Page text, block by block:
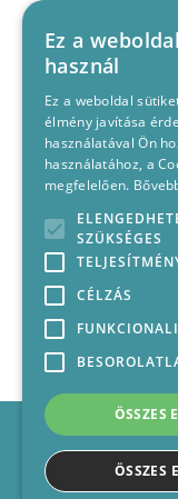
Ez a
használ
Ez a weboldal
élmény javítása
használatával Ön
használatához, a
megfelelően.
SZÜKSÉGES
CÉLZÁS
ÖSSZES
ÖSSZES